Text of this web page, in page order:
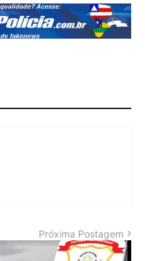
Próxima Postagem